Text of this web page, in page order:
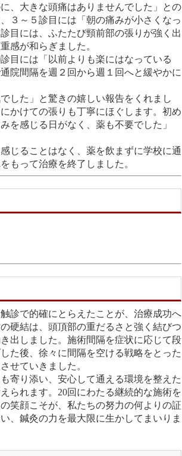
、大きな頭痛はありませんでした」との
３～５診目には「朝の痛みが小さくなっ
目には、ふたたび頸前部の張りが強く出
感が和らぎました。
目には「以前よりも楽にはなっている
院間隔を週２回から週１回へと緩やかに
した」と驚きの嬉しい報告をくれまし
かけての張りも丁寧にほぐします。初め
を感じる日がなく、薬も不要でした」
じることはなく、薬を飲まずに学校に通
もって治療を終了しました。
診で的確にとらえたことが、治療成功へ
硬結は、頭頂部の重だるさと強く結びつ
出しました。施術間隔を症状に応じて段
た後、徐々に間隔を空ける戦略をとった
せていきました。
寄り添い、安心して通える環境を整えた
られます。20回にわたる継続的な施術を
笑顔こそが、私たちの努力の何よりの証
、鍼灸の力を最大限に生かしてまいりま